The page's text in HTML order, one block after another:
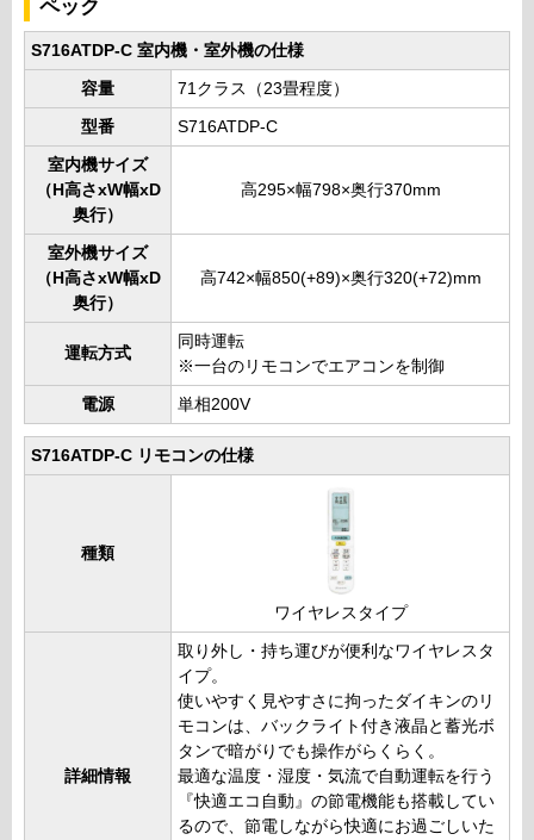
ペック
S716ATDP-C 室内機・室外機の仕様
容量 71クラス（23畳程度）
型番 S716ATDP-C
室内機サイズ
（H高さxW幅xD
奥行）
高295×幅798×奥行370mm
室外機サイズ
（H高さxW幅xD
奥行）
高742×幅850(+89)×奥行320(+72)mm
運転方式
同時運転
※一台のリモコンでエアコンを制御
電源 単相200V
S716ATDP-C リモコンの仕様
種類
ワイヤレスタイプ
詳細情報
取り外し・持ち運びが便利なワイヤレスタ
イプ。
使いやすく見やすさに拘ったダイキンのリ
モコンは、バックライト付き液晶と蓄光ボ
タンで暗がりでも操作がらくらく。
最適な温度・湿度・気流で自動運転を行う
『快適エコ自動』の節電機能も搭載してい
るので、節電しながら快適にお過ごしいた